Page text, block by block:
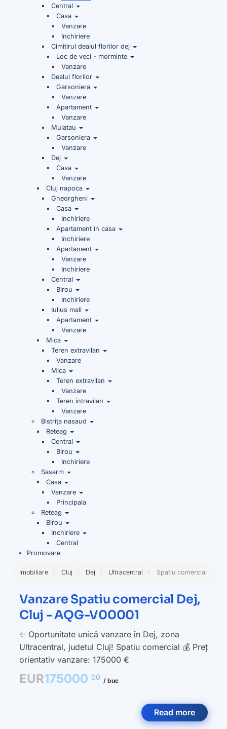
Central
Casa
Vanzare
Inchiriere
Cimitirul dealul florilor dej
Loc de veci - morminte
Vanzare
Dealul florilor
Garsoniera
Vanzare
Apartament
Vanzare
Mulatau
Garsoniera
Vanzare
Dej
Casa
Vanzare
Cluj napoca
Gheorgheni
Casa
Inchiriere
Apartament in casa
Inchiriere
Apartament
Vanzare
Inchiriere
Central
Birou
Inchiriere
Iulius mall
Apartament
Vanzare
Mica
Teren extravilan
Vanzare
Mica
Teren extravilan
Vanzare
Teren intravilan
Vanzare
Bistrița nasaud
Reteag
Central
Birou
Inchiriere
Sasarm
Casa
Vanzare
Principala
Reteag
Birou
Inchiriere
Central
Promovare
Imobiliare Cluj Dej Ultracentral Spatiu comercial
Vanzare Spatiu comercial Dej,
Cluj - AQG-V00001
✨ Oportunitate unică vanzare în Dej, zona
Ultracentral, judetul Cluj! Spatiu comercial 💰 Preț
orientativ vanzare: 175000 €
EUR175000 00 / buc
Read more